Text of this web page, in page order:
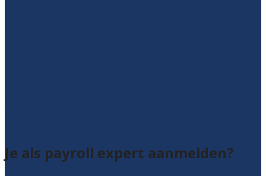
Je als payroll expert aanmelden?